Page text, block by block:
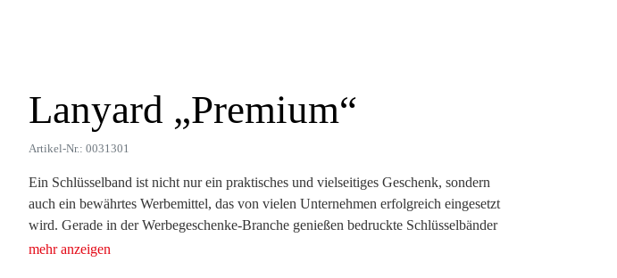
Lanyard „Premium“
Artikel-Nr.: 0031301
Ein Schlüsselband ist nicht nur ein praktisches und vielseitiges Geschenk, sondern
auch ein bewährtes Werbemittel, das von vielen Unternehmen erfolgreich eingesetzt
wird. Gerade in der Werbegeschenke-Branche genießen bedruckte Schlüsselbänder
große Beliebtheit, da sie eine hohe Marketingwirkung entfalten können. Sie lassen